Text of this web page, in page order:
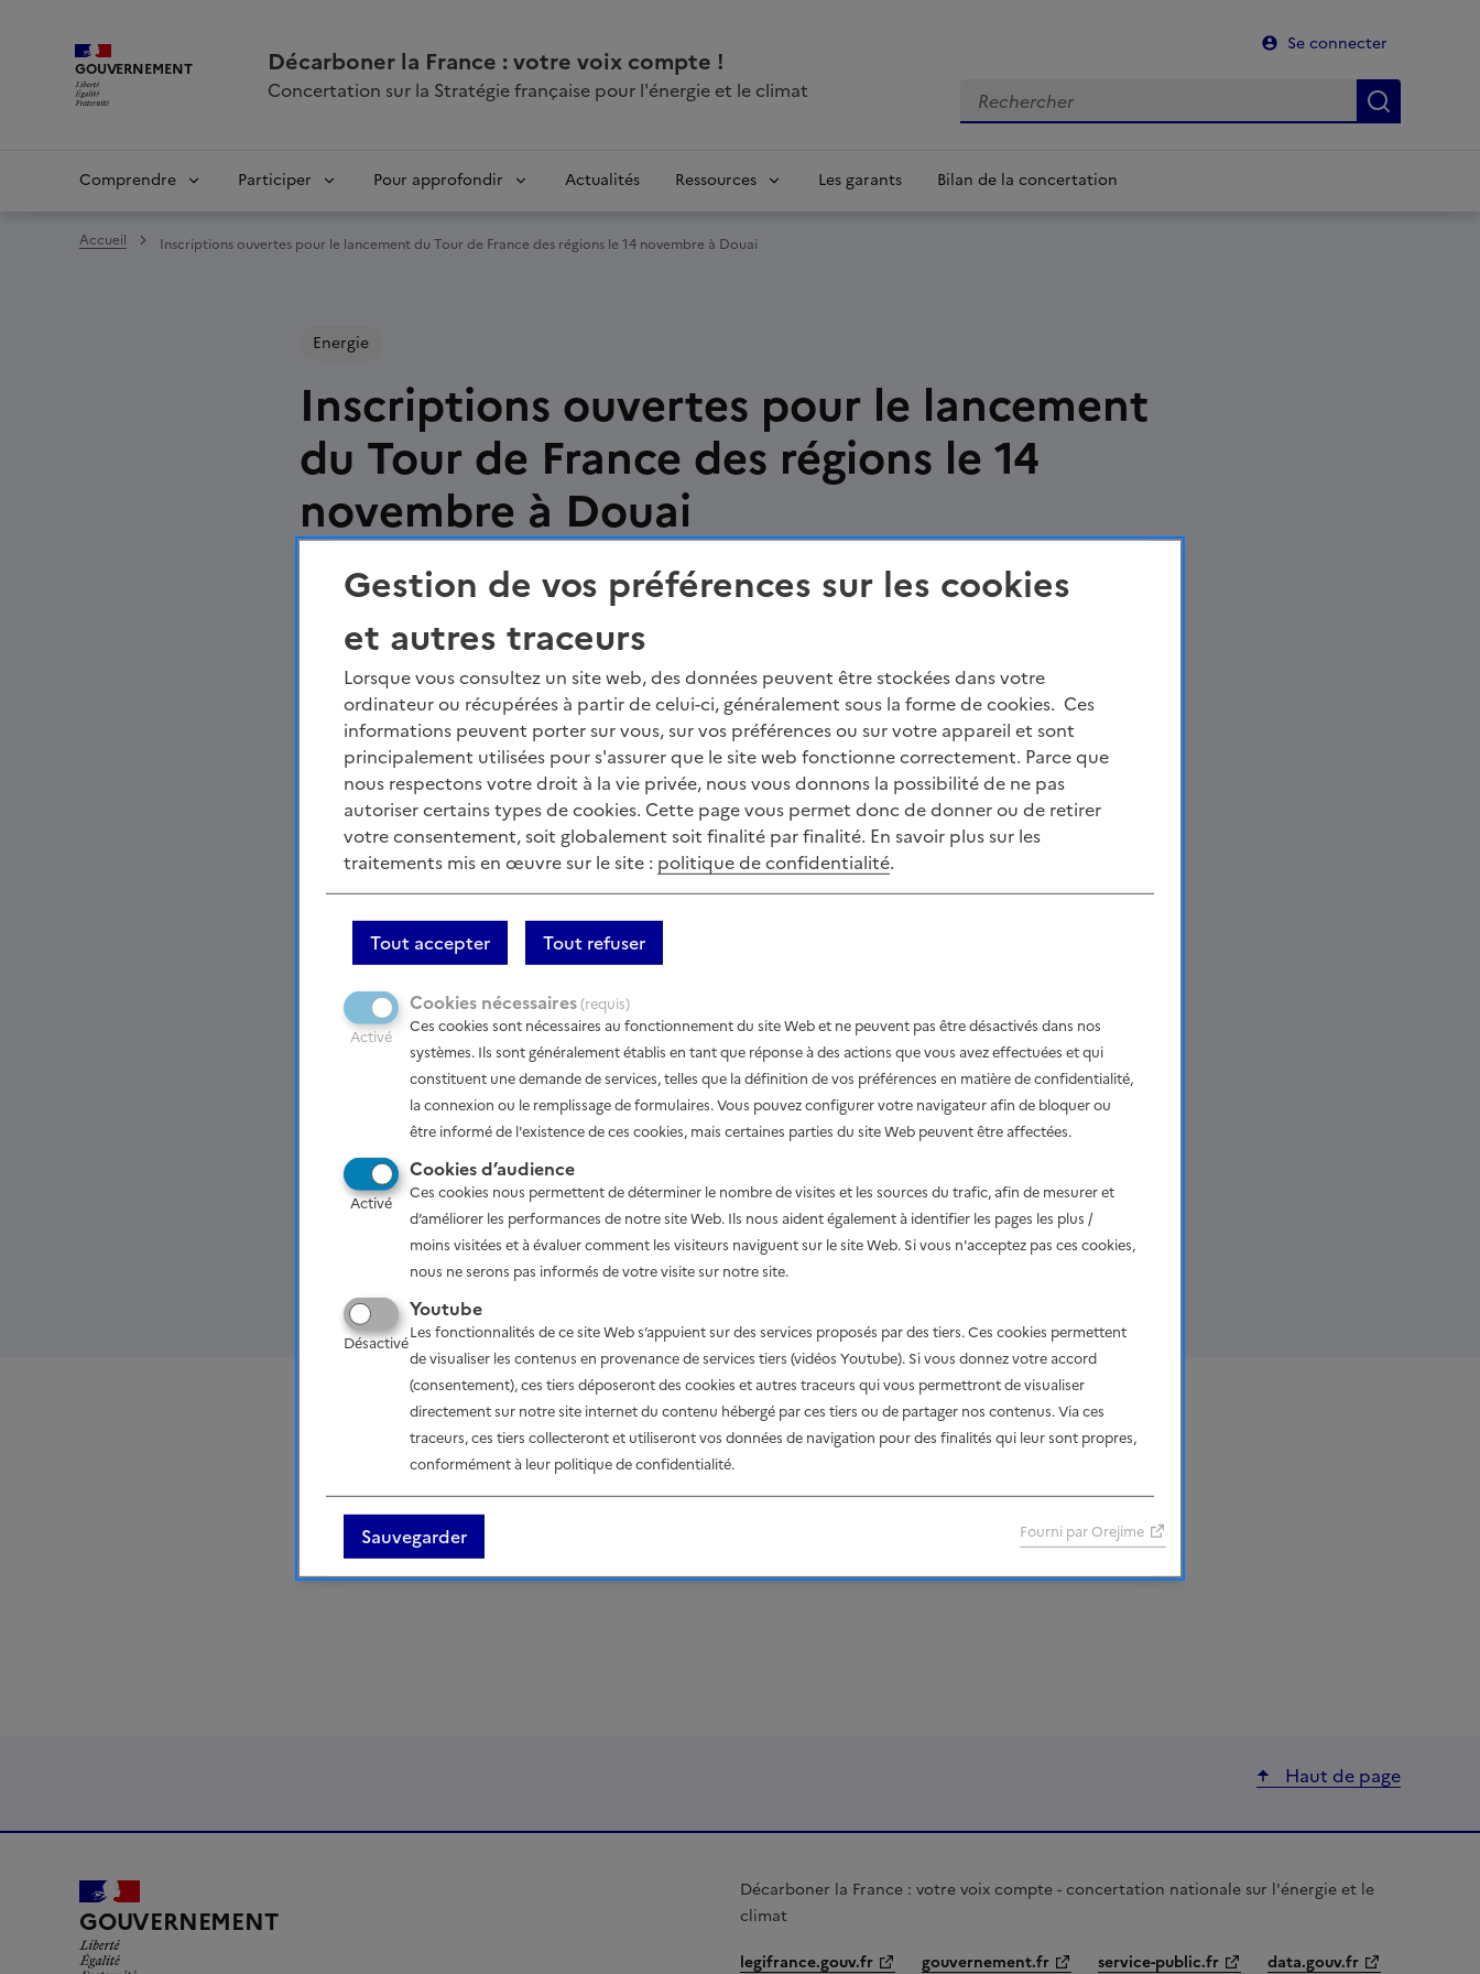
Gestion de vos préférences sur les cookies
et autres traceurs
Lorsque vous consultez un site web, des données peuvent être stockées dans votre
ordinateur ou récupérées à partir de celui-ci, généralement sous la forme de cookies. Ces
informations peuvent porter sur vous, sur vos préférences ou sur votre appareil et sont
principalement utilisées pour s'assurer que le site web fonctionne correctement. Parce que
nous respectons votre droit à la vie privée, nous vous donnons la possibilité de ne pas
autoriser certains types de cookies. Cette page vous permet donc de donner ou de retirer
votre consentement, soit globalement soit finalité par finalité. En savoir plus sur les
traitements mis en œuvre sur le site : politique de confidentialité.
Tout accepter Tout refuser
Cookies nécessaires(requis)
Activé
Ces cookies sont nécessaires au fonctionnement du site Web et ne peuvent pas être désactivés dans nos
systèmes. Ils sont généralement établis en tant que réponse à des actions que vous avez effectuées et qui
constituent une demande de services, telles que la définition de vos préférences en matière de confidentialité,
la connexion ou le remplissage de formulaires. Vous pouvez configurer votre navigateur afin de bloquer ou
être informé de l'existence de ces cookies, mais certaines parties du site Web peuvent être affectées.
Cookies d’audience
Activé
Ces cookies nous permettent de déterminer le nombre de visites et les sources du trafic, afin de mesurer et
d’améliorer les performances de notre site Web. Ils nous aident également à identifier les pages les plus /
moins visitées et à évaluer comment les visiteurs naviguent sur le site Web. Si vous n'acceptez pas ces cookies,
nous ne serons pas informés de votre visite sur notre site.
Youtube
Désactivé
Les fonctionnalités de ce site Web s’appuient sur des services proposés par des tiers. Ces cookies permettent
de visualiser les contenus en provenance de services tiers (vidéos Youtube). Si vous donnez votre accord
(consentement), ces tiers déposeront des cookies et autres traceurs qui vous permettront de visualiser
directement sur notre site internet du contenu hébergé par ces tiers ou de partager nos contenus. Via ces
traceurs, ces tiers collecteront et utiliseront vos données de navigation pour des finalités qui leur sont propres,
conformément à leur politique de confidentialité.
Sauvegarder Fourni par Orejime
GOUVERNEMENTLIBERTÉ, ÉGALITÉ, FRATERNITÉ
Décarboner la France : votre voix compte !
Concertation sur la Stratégie française pour l'énergie et le climat
Se connecter
Rechercher
principale
Comprendre Participer Pour approfondir Actualités Ressources Les garants Bilan de la concertation
Accueil Inscriptions ouvertes pour le lancement du Tour de France des régions le 14 novembre à Douai
Energie
Inscriptions ouvertes pour le lancement
du Tour de France des régions le 14
novembre à Douai
Partager la page
FacebookPartager sur Twitter
Partager sur Linkedin
CourrielCopier dans le presse-papier
La première réunion du Tour de France des régions se déroulera le 14 novembre
2022 matin dans les Hauts-de-France à Douai.
Vous pouvez vous inscrire à cet événement directement sur le site internet de la DREAL Hauts-de-France
page relative au Tour de France des régions
réunions dans les autres régions seront fixées.
Haut de page
GOUVERNEMENTLIBERTÉ, ÉGALITÉ, FRATERNITÉ
Décarboner la France : votre voix compte - concertation nationale sur l'énergie et le
climat
legifrance.gouv.fr
gouvernement.fr service-public.fr data.gouv.fr